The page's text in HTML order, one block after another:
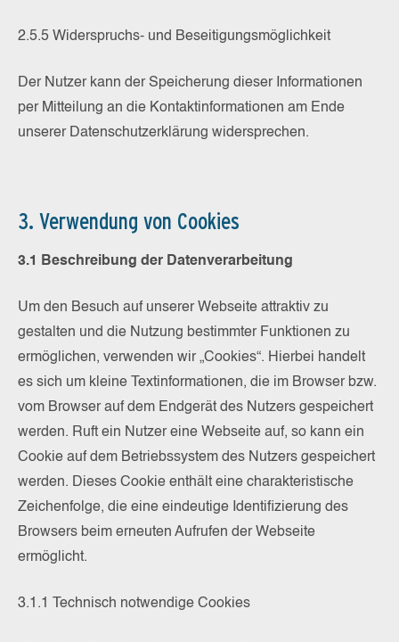
2.5.5 Widerspruchs- und Beseitigungsmöglichkeit
Der Nutzer kann der Speicherung dieser Informationen
per Mitteilung an die Kontaktinformationen am Ende
unserer Datenschutzerklärung widersprechen.
3. Verwendung von Cookies
3.1 Beschreibung der Datenverarbeitung
Um den Besuch auf unserer Webseite attraktiv zu
gestalten und die Nutzung bestimmter Funktionen zu
ermöglichen, verwenden wir „Cookies“. Hierbei handelt
es sich um kleine Textinformationen, die im Browser bzw.
vom Browser auf dem Endgerät des Nutzers gespeichert
werden. Ruft ein Nutzer eine Webseite auf, so kann ein
Cookie auf dem Betriebssystem des Nutzers gespeichert
werden. Dieses Cookie enthält eine charakteristische
Zeichenfolge, die eine eindeutige Identifizierung des
Browsers beim erneuten Aufrufen der Webseite
ermöglicht.
3.1.1 Technisch notwendige Cookies